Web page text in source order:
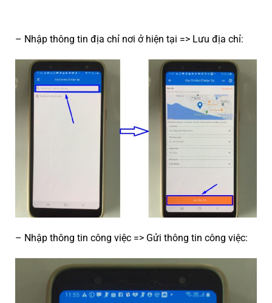
– Nhập thông tin địa chỉ nơi ở hiện tại => Lưu địa chỉ:
– Nhập thông tin công việc => Gửi thông tin công việc: